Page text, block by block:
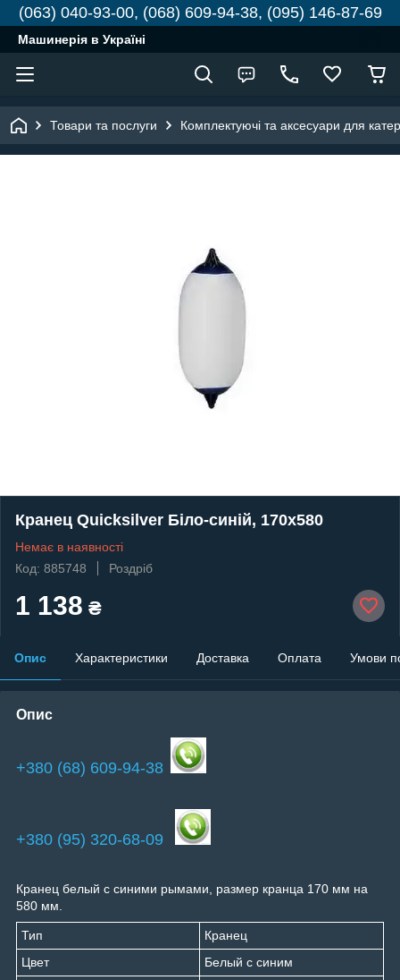
(063) 040-93-00, (068) 609-94-38, (095) 146-87-69
Машинерія в Україні
Товари та послуги Комплектуючі та аксесуари для
Кранец Quicksilver Біло-синій, 170х580
Немає в наявності
Код: 885748
Роздріб
1 138 ₴
Опис Характеристики Доставка Оплата Умови
Опис
+380 (68) 609-94-38
+380 (95) 320-68-09
Кранец белый с синими рымами, размер кранца 170 мм на
580 мм.
Тип
Кранец
Цвет
Белый с синим